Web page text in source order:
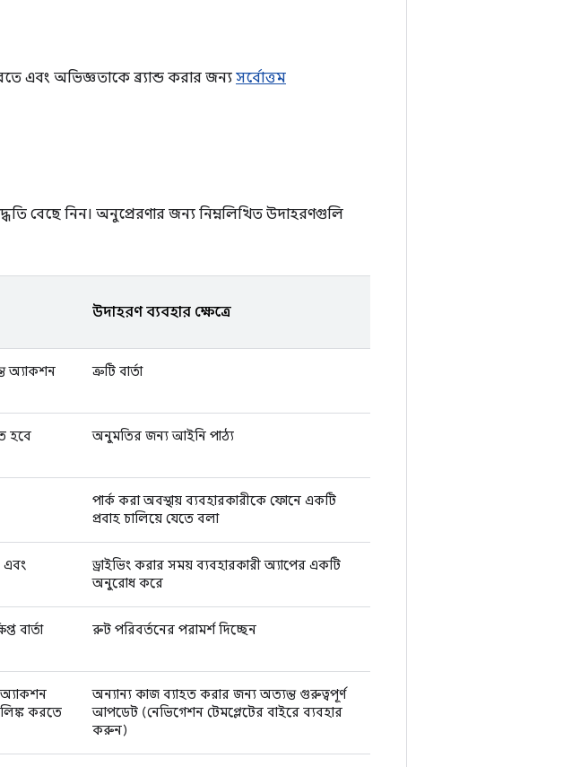
এবং অভিজ্ঞতাকে ব্র্যান্ড করার জন্য সর্বোত্তম
বেছে নিন। অনুপ্রেরণার জন্য নিম্নলিখিত উদাহরণগুলি
উদাহরণ ব্যবহার ক্ষেত্রে
অ্যাকশন ত্রুটি বার্তা
হবে অনুমতির জন্য আইনি পাঠ্য
পার্ক করা অবস্থায় ব্যবহারকারীকে ফোনে একটি
প্রবাহ চালিয়ে যেতে বলা
এবং
ড্রাইভিং করার সময় ব্যবহারকারী অ্যাপের একটি
অনুরোধ করে
বার্তা
রুট পরিবর্তনের পরামর্শ দিচ্ছেন
অ্যাকশন
করতে
অন্যান্য কাজ ব্যাহত করার জন্য অত্যন্ত গুরুত্বপূর্ণ
আপডেট (নেভিগেশন টেমপ্লেটের বাইরে ব্যবহার
করুন)